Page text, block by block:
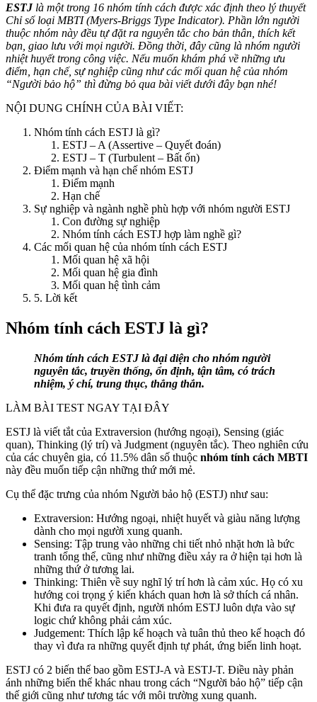
ESTJlà một trong 16 nhóm tính cách được xác định theo lý thuyết
Chỉ số loại MBTI (Myers-Briggs Type Indicator). Phần lớn người
thuộc nhóm này đều tự đặt ra nguyên tắc cho bản thân, thích kết
bạn, giao lưu với mọi người. Đồng thời, đây cũng là nhóm người
nhiệt huyết trong công việc. Nếu muốn khám phá về những ưu
điểm, hạn chế, sự nghiệp cũng như các mối quan hệ của nhóm
“Người bảo hộ” thì đừng bỏ qua bài viết dưới đây bạn nhé!
NỘI DUNG CHÍNH CỦA BÀI VIẾT:
Nhóm tính cách ESTJ là gì?
ESTJ – A (Assertive – Quyết đoán)
ESTJ – T (Turbulent – Bất ổn)
Điểm mạnh và hạn chế nhóm ESTJ
Điểm mạnh
Hạn chế
Sự nghiệp và ngành nghề phù hợp với nhóm người ESTJ
Con đường sự nghiệp
Nhóm tính cách ESTJ hợp làm nghề gì?
Các mối quan hệ của nhóm tính cách ESTJ
Mối quan hệ xã hội
Mối quan hệ gia đình
Mối quan hệ tình cảm
5. Lời kết
Nhóm tính cách ESTJ là gì?
Nhóm tính cách ESTJ là đại diện cho nhóm người
nguyên tắc, truyền thống, ổn định, tận tâm, có trách
nhiệm, ý chí, trung thục, thẳng thắn.
LÀM BÀI TEST NGAY TẠI ĐÂY
ESTJ là viết tắt của Extraversion (hướng ngoại), Sensing (giác
quan), Thinking (lý trí) và Judgment (nguyên tắc). Theo nghiên cứu
của các chuyên gia, có 11.5% dân số thuộc nhóm tính cách MBTI
này đều muốn tiếp cận những thứ mới mẻ.
Cụ thể đặc trưng của nhóm Người bảo hộ (ESTJ) như sau:
Extraversion: Hướng ngoại, nhiệt huyết và giàu năng lượng
dành cho mọi người xung quanh.
Sensing: Tập trung vào những chi tiết nhỏ nhặt hơn là bức
tranh tổng thể, cũng như những điều xảy ra ở hiện tại hơn là
những thứ ở tương lai.
Thinking: Thiên về suy nghĩ lý trí hơn là cảm xúc. Họ có xu
hướng coi trọng ý kiến khách quan hơn là sở thích cá nhân.
Khi đưa ra quyết định, người nhóm ESTJ luôn dựa vào sự
logic chứ không phải cảm xúc.
Judgement: Thích lập kế hoạch và tuân thủ theo kế hoạch đó
thay vì đưa ra những quyết định tự phát, ứng biến linh hoạt.
ESTJ có 2 biến thể bao gồm ESTJ-A và ESTJ-T. Điều này phản
ánh những biến thể khác nhau trong cách “Người bảo hộ” tiếp cận
thế giới cũng như tương tác với môi trường xung quanh.